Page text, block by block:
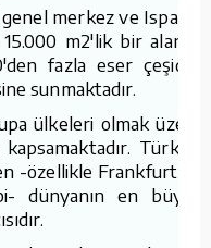
merkez ve Isparta
m2'lik bir alanda
fazla eser çeşidini
sunmaktadır.
ülkeleri olmak üzere
Türkiye
-özellikle Frankfurt ve
dünyanın en büyük